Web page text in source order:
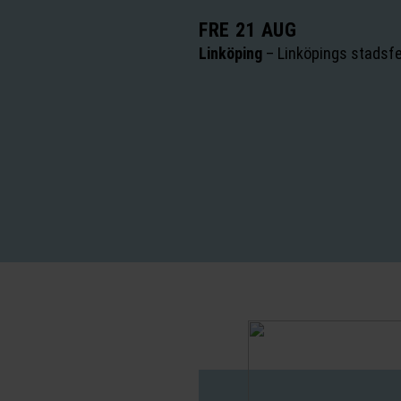
FRE 21 AUG
Linköping – Linköpings